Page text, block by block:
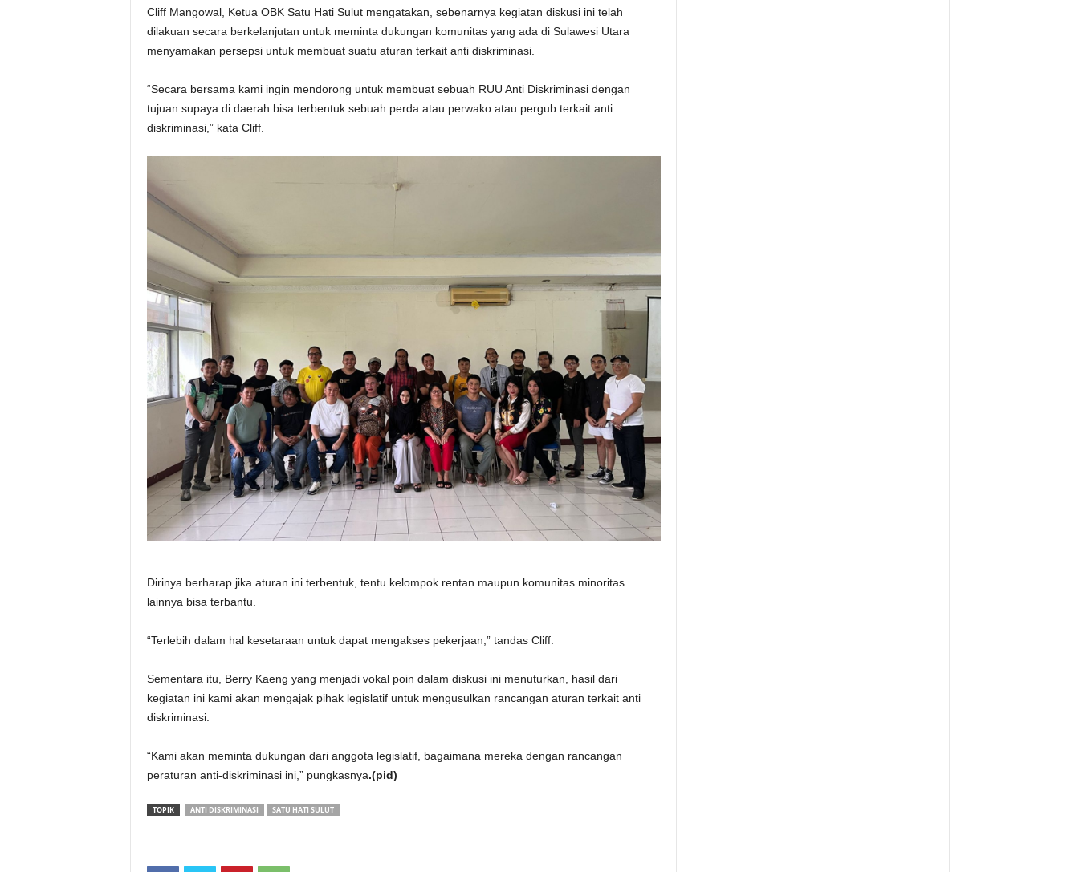
Cliff Mangowal, Ketua OBK Satu Hati Sulut mengatakan, sebenarnya kegiatan diskusi ini telah
dilakuan secara berkelanjutan untuk meminta dukungan komunitas yang ada di Sulawesi Utara
menyamakan persepsi untuk membuat suatu aturan terkait anti diskriminasi.
“Secara bersama kami ingin mendorong untuk membuat sebuah RUU Anti Diskriminasi dengan
tujuan supaya di daerah bisa terbentuk sebuah perda atau perwako atau pergub terkait anti
diskriminasi,” kata Cliff.
Dirinya berharap jika aturan ini terbentuk, tentu kelompok rentan maupun komunitas minoritas
lainnya bisa terbantu.
“Terlebih dalam hal kesetaraan untuk dapat mengakses pekerjaan,” tandas Cliff.
Sementara itu, Berry Kaeng yang menjadi vokal poin dalam diskusi ini menuturkan, hasil dari
kegiatan ini kami akan mengajak pihak legislatif untuk mengusulkan rancangan aturan terkait anti
diskriminasi.
“Kami akan meminta dukungan dari anggota legislatif, bagaimana mereka dengan rancangan
peraturan anti-diskriminasi ini,” pungkasnya.(pid)
TOPIK ANTI DISKRIMINASI SATU HATI SULUT